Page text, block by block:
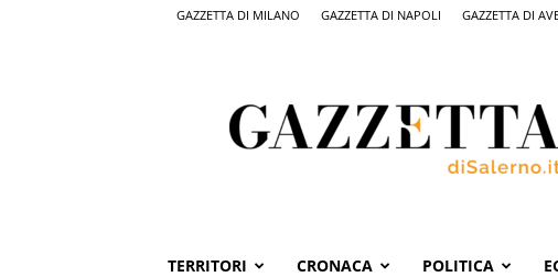
GAZZETTA DI MILANO GAZZETTA DI NAPOLI GAZZETTA DI
Salerno,
il
quotidiano
Salerno
TERRITORI CRONACA POLITICA